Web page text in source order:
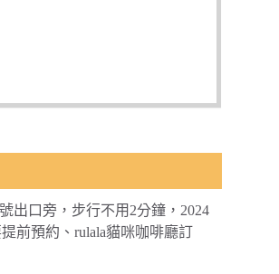
出口旁，步行不用2分鐘，2024
前預約、rulala貓咪咖啡廳訂